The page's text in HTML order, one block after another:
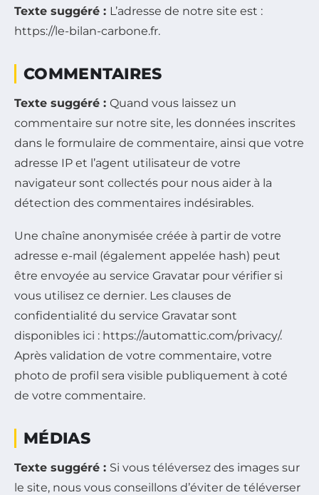
Texte suggéré : L’adresse de notre site est :
https://le-bilan-carbone.fr.
COMMENTAIRES
Texte suggéré : Quand vous laissez un
commentaire sur notre site, les données inscrites
dans le formulaire de commentaire, ainsi que votre
adresse IP et l’agent utilisateur de votre
navigateur sont collectés pour nous aider à la
détection des commentaires indésirables.
Une chaîne anonymisée créée à partir de votre
adresse e-mail (également appelée hash) peut
être envoyée au service Gravatar pour vérifier si
vous utilisez ce dernier. Les clauses de
confidentialité du service Gravatar sont
disponibles ici : https://automattic.com/privacy/.
Après validation de votre commentaire, votre
photo de profil sera visible publiquement à coté
de votre commentaire.
MÉDIAS
Texte suggéré : Si vous téléversez des images sur
le site, nous vous conseillons d’éviter de téléverser